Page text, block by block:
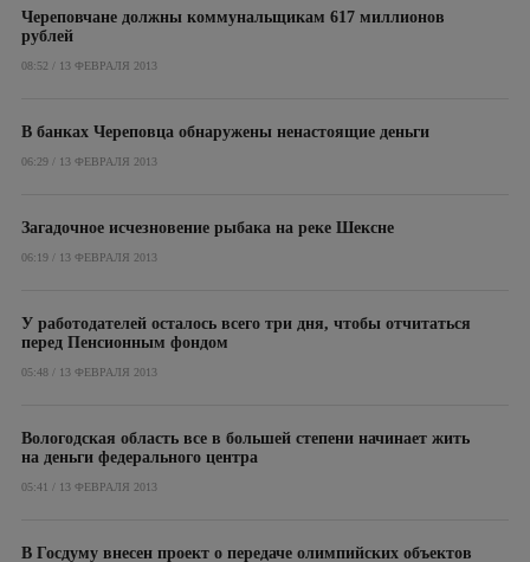
Череповчане должны коммунальщикам 617 миллионов
рублей
08:52 / 13 ФЕВРАЛЯ 2013
В банках Череповца обнаружены ненастоящие деньги
06:29 / 13 ФЕВРАЛЯ 2013
Загадочное исчезновение рыбака на реке Шексне
06:19 / 13 ФЕВРАЛЯ 2013
У работодателей осталось всего три дня, чтобы отчитаться
перед Пенсионным фондом
05:48 / 13 ФЕВРАЛЯ 2013
Вологодская область все в большей степени начинает жить
на деньги федерального центра
05:41 / 13 ФЕВРАЛЯ 2013
В Госдуму внесен проект о передаче олимпийских объектов